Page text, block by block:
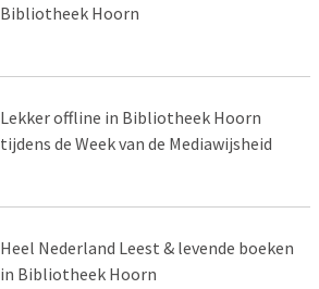
Bibliotheek Hoorn
Lekker offline in Bibliotheek Hoorn
tijdens de Week van de Mediawijsheid
Heel Nederland Leest & levende boeken
in Bibliotheek Hoorn